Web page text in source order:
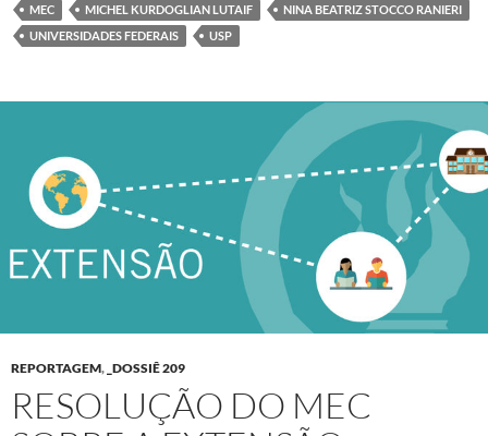
MEC
MICHEL KURDOGLIAN LUTAIF
NINA BEATRIZ STOCCO RANIERI
UNIVERSIDADES FEDERAIS
USP
REPORTAGEM, _DOSSIÊ 209
RESOLUÇÃO DO MEC